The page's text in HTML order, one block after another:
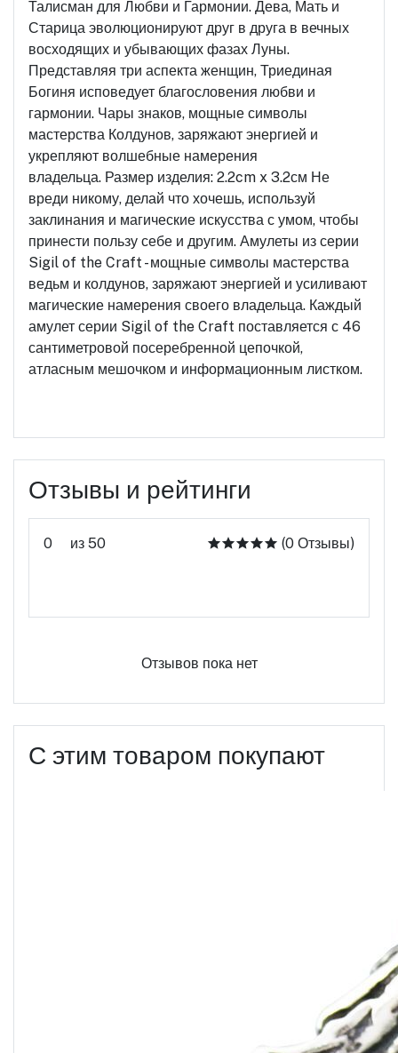
Талисман для Любви и Гармонии. Дева, Мать и
Старица эволюционируют друг в друга в вечных
восходящих и убывающих фазах Луны.
Представляя три аспекта женщин, Триединая
Богиня исповедует благословения любви и
гармонии. Чары знаков, мощные символы
мастерства Колдунов, заряжают энергией и
укрепляют волшебные намерения
владельца. Размер изделия: 2.2cm x 3.2см Не
вреди никому, делай что хочешь, используй
заклинания и магические искусства с умом, чтобы
принести пользу себе и другим. Амулеты из серии
Sigil of the Craft - мощные символы мастерства
ведьм и колдунов, заряжают энергией и усиливают
магические намерения своего владельца. Каждый
амулет серии Sigil of the Craft поставляется с 46
сантиметровой посеребренной цепочкой,
атласным мешочком и информационным листком.
Отзывы и рейтинги
0 из 50 (0 Отзывы)
Отзывов пока нет
С этим товаром покупают